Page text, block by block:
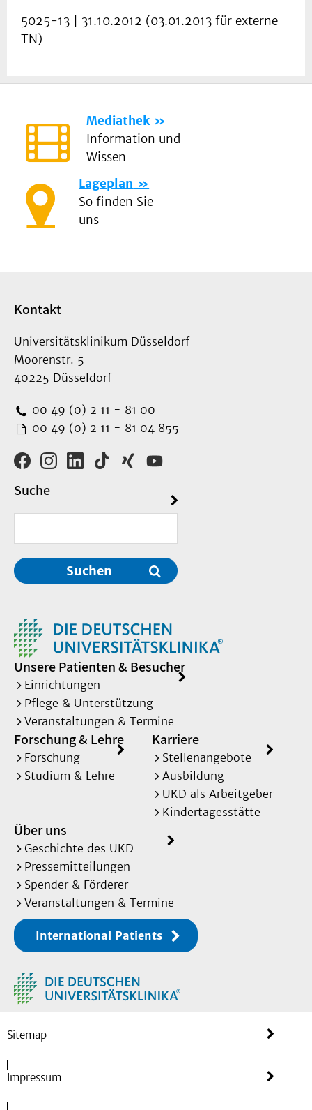
5025-13 | 31.10.2012 (03.01.2013 für externe
TN)
Mediathek
Information und
Wissen
Lageplan
So finden Sie
uns
Kontakt
Universitätsklinikum Düsseldorf
Moorenstr. 5
40225 Düsseldorf
00 49 (0) 2 11 - 81 00
00 49 (0) 2 11 - 81 04 855
Suche
Suchen
Unsere Patienten & Besucher
Einrichtungen
Pflege & Unterstützung
Veranstaltungen & Termine
Forschung & Lehre
Forschung
Studium & Lehre
Karriere
Stellenangebote
Ausbildung
UKD als Arbeitgeber
Kindertagesstätte
Über uns
Geschichte des UKD
Pressemitteilungen
Spender & Förderer
Veranstaltungen & Termine
International Patients
Sitemap
Impressum